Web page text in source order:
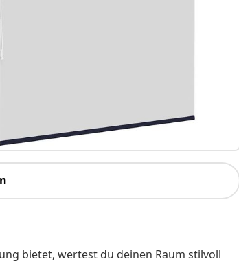
bietet, wertest du deinen Raum stilvoll